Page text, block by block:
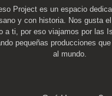
Project es un espacio
y con historia. Nos gusta
a ti, por eso viajamos por las
pequeñas producciones
al mundo.